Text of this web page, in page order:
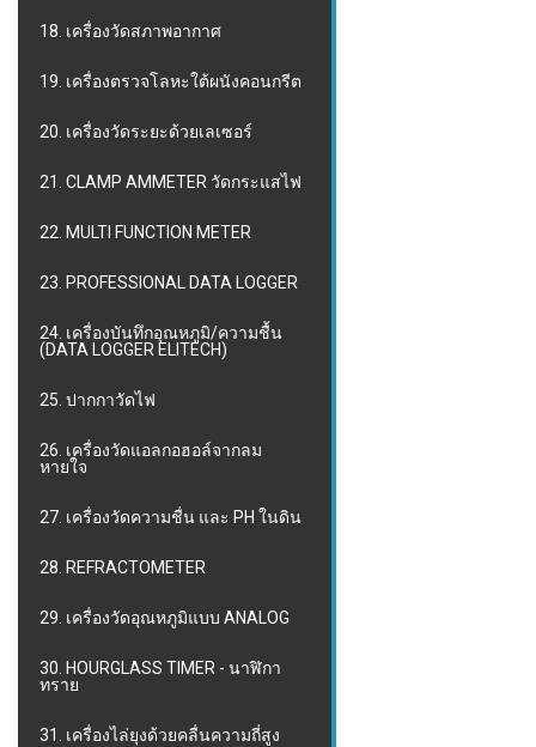
18. เครื่องวัดสภาพอากาศ
19. เครื่องตรวจโลหะใต้ผนังคอนกรีต
20. เครื่องวัดระยะด้วยเลเซอร์
21. CLAMP AMMETER วัดกระแสไฟ
22. MULTI FUNCTION METER
23. PROFESSIONAL DATA LOGGER
24. เครื่องบันทึกอุณหภูมิ/ความชื้น
(DATA LOGGER ELITECH)
25. ปากกาวัดไฟ
26. เครื่องวัดแอลกอฮอล์จากลม
หายใจ
27. เครื่องวัดความชื่น และ PH ในดิน
28. REFRACTOMETER
29. เครื่องวัดอุณหภูมิแบบ ANALOG
30. HOURGLASS TIMER - นาฬิกา
ทราย
31. เครื่องไล่ยุงด้วยคลื่นความถี่สูง